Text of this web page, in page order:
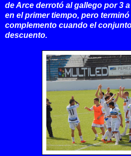
de Arce derrotó al gallego por 3
en el primer tiempo, pero
complemento cuando el
descuento.